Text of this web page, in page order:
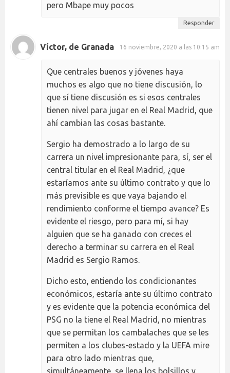
pero Mbape muy pocos
Responder
Víctor, de Granada 16 noviembre, 2020 a las 10:15 am
Que centrales buenos y jóvenes haya
muchos es algo que no tiene discusión, lo
que sí tiene discusión es si esos centrales
tienen nivel para jugar en el Real Madrid, que
ahí cambian las cosas bastante.
Sergio ha demostrado a lo largo de su
carrera un nivel impresionante para, sí, ser el
central titular en el Real Madrid, ¿que
estaríamos ante su último contrato y que lo
más previsible es que vaya bajando el
rendimiento conforme el tiempo avance? Es
evidente el riesgo, pero para mí, si hay
alguien que se ha ganado con creces el
derecho a terminar su carrera en el Real
Madrid es Sergio Ramos.
Dicho esto, entiendo los condicionantes
económicos, estaría ante su último contrato
y es evidente que la potencia económica del
PSG no la tiene el Real Madrid, no mientras
que se permitan los cambalaches que se les
permiten a los clubes-estado y la UEFA mire
para otro lado mientras que,